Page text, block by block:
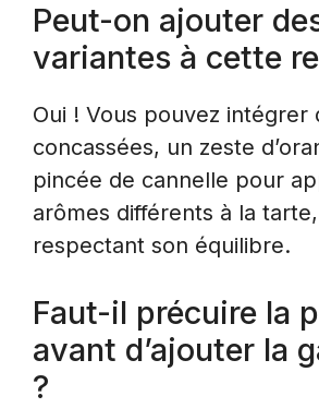
Peut-on ajouter
variantes à cette
Oui ! Vous pouvez intégrer
concassées, un zeste
pincée de cannelle pour
arômes différents à la
respectant son équilibre.
Faut-il précuire la
avant d’ajouter la
?